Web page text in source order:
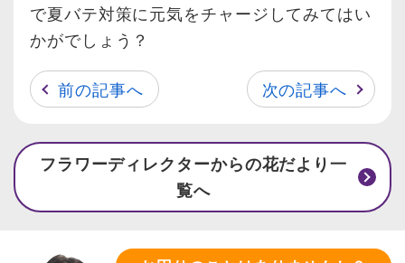
で夏バテ対策に元気をチャージしてみてはい
かがでしょう？
前の記事へ 次の記事へ
フラワーディレクターからの花だより一
覧へ